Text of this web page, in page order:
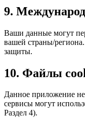
9.
Ваши данные могут
вашей страны/
защиты.
10. Файлы
Данное приложение
сервисы могут
Раздел 4).